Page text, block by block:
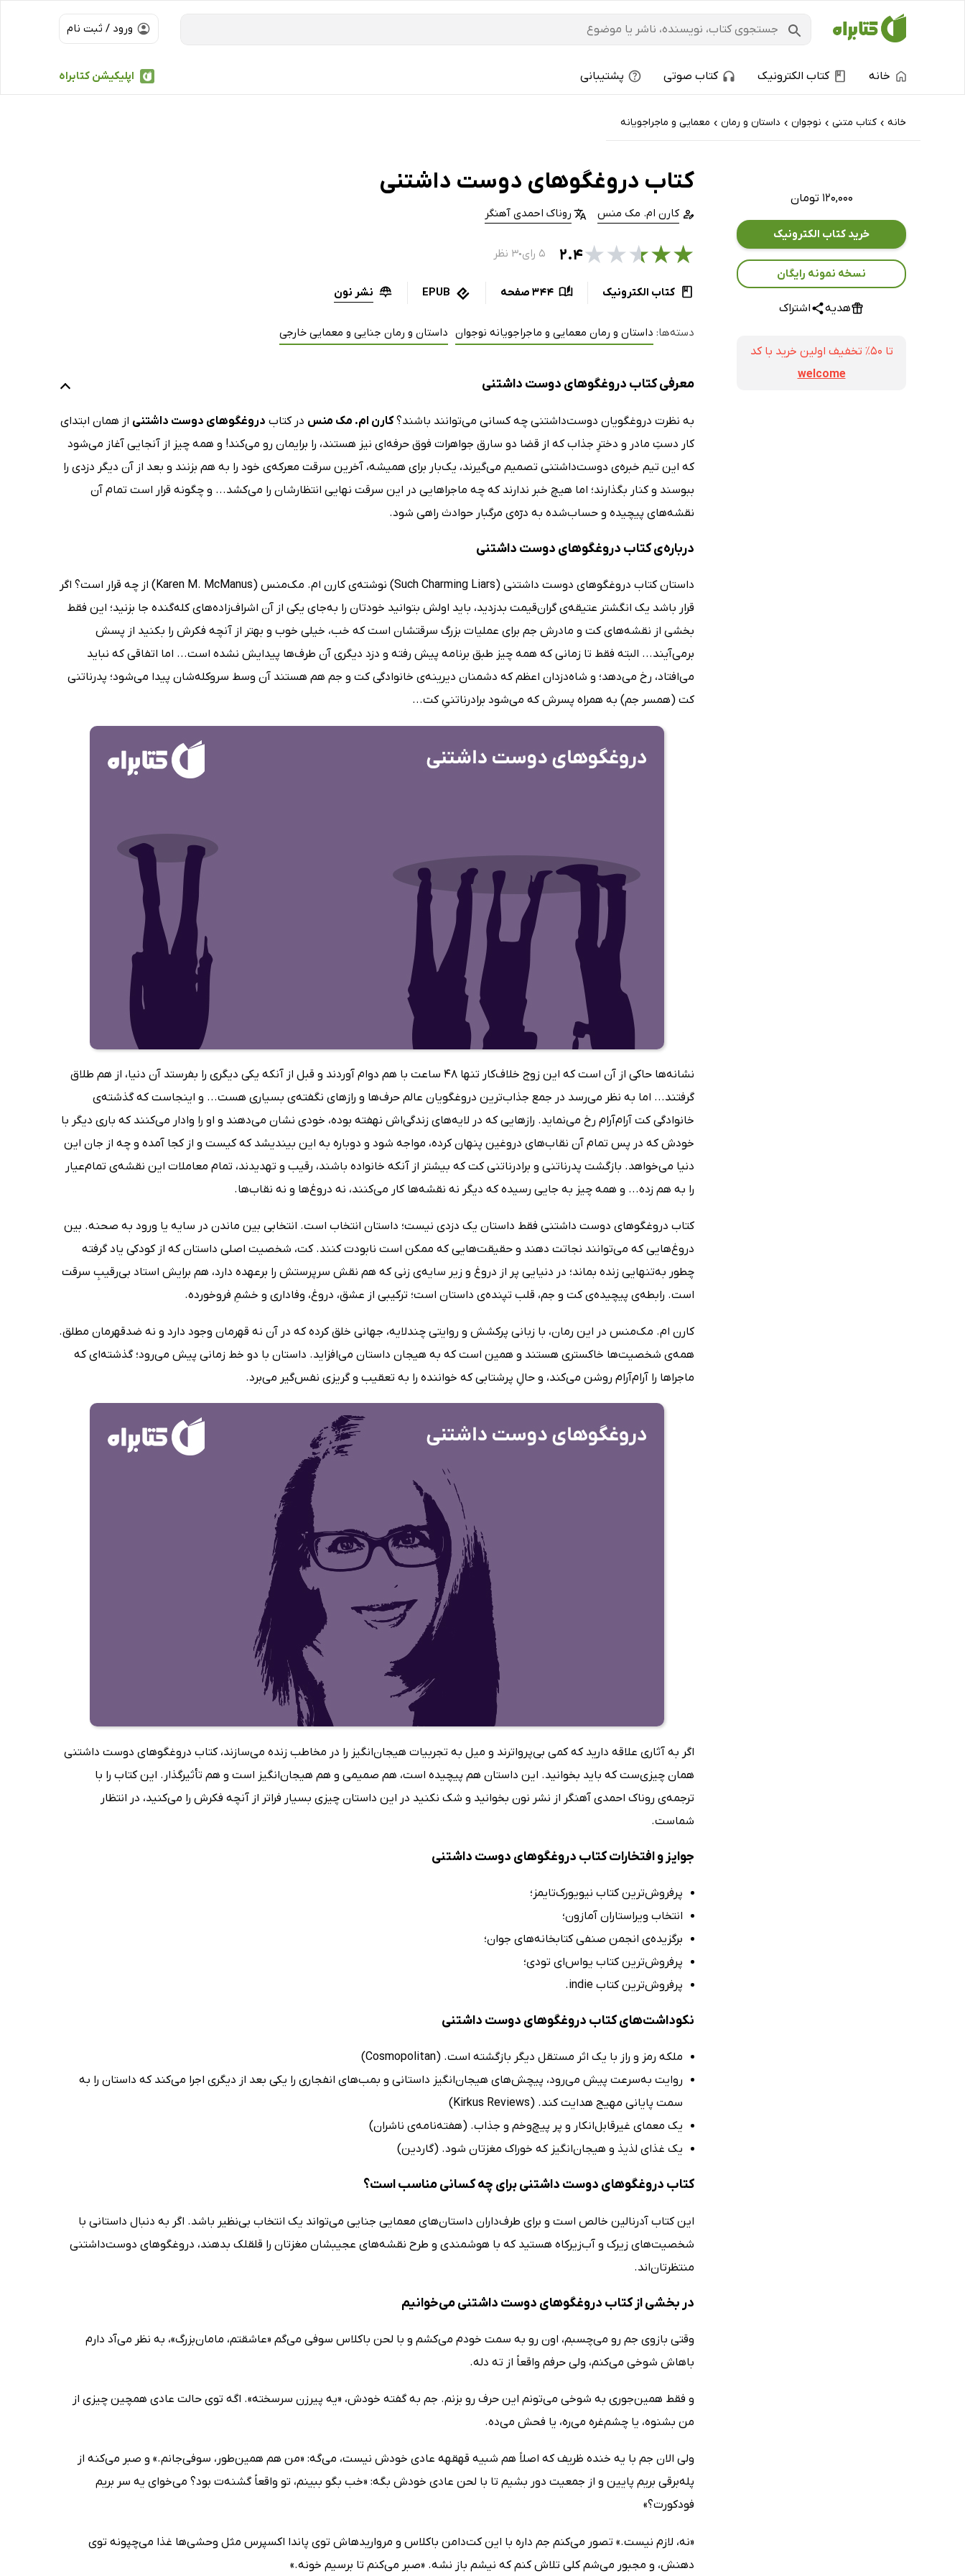
ورود / ثبت نام
اپلیکیشن کتابراه خانه کتاب الکترونیک کتاب صوتی پشتیبانی
خانه › کتاب‌ متنی › نوجوان › داستان و رمان › معمایی و ماجراجویانه
۱۲۰,۰۰۰ تومان
خرید کتاب الکترونیک
نسخه نمونه رایگان
هدیه اشتراک
تا ۵۰٪ تخفیف اولین خرید با کد
welcome
کتاب دروغگوهای دوست داشتنی
کارن ام. مک منس روناک احمدی آهنگر
★
★
★
★
★۲.۴ ۵ رای ●۳ نظر
کتاب الکترونیک 344 صفحه EPUB نشر نون
دسته‌ها: داستان و رمان معمایی و ماجراجویانه نوجوان داستان و رمان جنایی و معمایی خارجی
معرفی کتاب دروغگوهای دوست داشتنی
به نظرت دروغگویان دوست‌داشتنی چه کسانی می‌توانند باشند؟کارن ام. مک منس در کتاب دروغگوهای دوست داشتنی از همان ابتدای
کار دستِ مادر و دخترِ جذاب که از قضا دو سارق جواهرات فوق حرفه‌ای نیز هستند، را برایمان رو می‌کند! و همه چیز از آنجایی آغاز می‌شود
که این تیم خبره‌ی دوست‌داشتنی تصمیم می‌گیرند، یک‌بار برای همیشه، آخرین سرقت معرکه‌ی خود را به هم بزنند و بعد از آن دیگر دزدی را
ببوسند و کنار بگذارند؛ اما هیچ خبر ندارند که چه ماجراهایی در این سرقت نهایی انتظارشان را می‌کشد... و چگونه قرار است تمام آن
نقشه‌های پیچیده و حساب‌شده به درّه‌ی مرگبار حوادث راهی شود.
درباره‌ی کتاب دروغگوهای دوست داشتنی
داستان کتاب دروغگوهای دوست داشتنی (Such Charming Liars) نوشته‌ی کارن ام. مک‌منس (Karen M. McManus) از چه قرار است؟ اگر
قرار باشد یک انگشتر عتیقه‌ی گران‌قیمت بدزدید، باید اولش بتوانید خودتان را به‌جای یکی از آن اشراف‌زاده‌های کله‌گنده جا بزنید؛ این فقط
بخشی از نقشه‌های کت و مادرش جم برای عملیات بزرگ سرقتشان است که خب، خیلی خوب و بهتر از آنچه فکرش را بکنید از پسش
برمی‌آیند... البته فقط تا زمانی که همه چیز طبق برنامه پیش رفته و دزد دیگری آن طرف‌ها پیدایش نشده است... اما اتفاقی که نباید
می‌افتاد، رخ می‌دهد؛ و شاه‌دزدان اعظم که دشمنان دیرینه‌ی خانوادگی کت و جم هم هستند آن وسط سروکله‌شان پیدا می‌شود؛ پدرناتنی
کت (همسر جم) به همراه پسرش که می‌شود برادرناتنیِ کت...
نشانه‌ها حاکی از آن است که این زوج خلاف‌کار تنها 48 ساعت با هم دوام آوردند و قبل از آنکه یکی دیگری را بفرستد آن دنیا، از هم طلاق
گرفتند... اما به نظر می‌رسد در جمع جذاب‌ترین دروغگویان عالم حرف‌ها و رازهای نگفته‌ی بسیاری هست... و اینجاست که گذشته‌ی
خانوادگی کت آرام‌آرام رخ می‌نماید. رازهایی که در لایه‌های زندگی‌اش نهفته بوده، خودی نشان می‌دهند و او را وادار می‌کنند که باری دیگر با
خودش که در پس تمام آن نقاب‌های دروغین پنهان کرده، مواجه شود و دوباره به این بیندیشد که کیست و از کجا آمده و چه از جان این
دنیا می‌خواهد. بازگشت پدرناتنی و برادرناتنی کت که بیشتر از آنکه خانواده باشند، رقیب و تهدیدند، تمام معاملات این نقشه‌ی تمام‌عیار
را به هم زده... و همه چیز به جایی رسیده که دیگر نه نقشه‌ها کار می‌کنند، نه دروغ‌ها و نه نقاب‌ها.
کتاب دروغگوهای دوست داشتنی فقط داستان یک دزدی نیست؛ داستان انتخاب است. انتخابی بین ماندن در سایه یا ورود به صحنه. بین
دروغ‌هایی که می‌توانند نجاتت دهند و حقیقت‌هایی که ممکن است نابودت کنند. کت، شخصیت اصلی داستان که از کودکی یاد گرفته
چطور به‌تنهایی زنده بماند؛ در دنیایی پر از دروغ و زیر سایه‌ی زنی که هم نقش سرپرستش را برعهده دارد، هم برایش استاد بی‌رقیبِ سرقت
است. رابطه‌ی پیچیده‌ی کت و جم، قلب تپنده‌ی داستان است؛ ترکیبی از عشق، دروغ، وفاداری و خشمِ فروخورده.
کارن ام. مک‌منس در این رمان، با زبانی پرکشش و روایتی چندلایه، جهانی خلق کرده که در آن نه قهرمان وجود دارد و نه ضدقهرمان مطلق.
همه‌ی شخصیت‌ها خاکستری هستند و همین است که به هیجان داستان می‌افزاید. داستان با دو خط زمانی پیش می‌رود؛ گذشته‌ای که
ماجراها را آرام‌آرام روشن می‌کند، و حالِ پرشتابی که خواننده را به تعقیب و گریزی نفس‌گیر می‌برد.
اگر به آثاری علاقه دارید که کمی بی‌پرواترند و میل به تجربیات هیجان‌انگیز را در مخاطب زنده می‌سازند، کتاب دروغگوهای دوست داشتنی
همان چیزی‌ست که باید بخوانید. این داستان هم پیچیده است، هم صمیمی و هم هیجان‌انگیز است و هم تأثیرگذار. این کتاب را با
ترجمه‌ی روناک احمدی آهنگر از نشر نون بخوانید و شک نکنید در این داستان چیزی بسیار فراتر از آنچه فکرش را می‌کنید، در انتظار
شماست.
جوایز و افتخارات کتاب دروغگوهای دوست داشتنی
پرفروش‌ترین کتاب نیویورک‌تایمز؛
انتخاب‌ ویراستاران آمازون؛
برگزیده‌ی انجمن صنفی کتابخانه‌های جوان؛
پرفروش‌ترین کتاب یواس‌ای تودی؛
پرفروش‌ترین کتاب indie.
نکوداشت‌های کتاب دروغگوهای دوست داشتنی
ملکه رمز و راز با یک اثر مستقل دیگر بازگشته است. (Cosmopolitan)
روایت به‌سرعت پیش می‌رود، پیچش‌های هیجان‌انگیز داستانی و بمب‌های انفجاری را یکی بعد از دیگری اجرا می‌کند که داستان را به
سمت پایانی مهیج هدایت کند. (Kirkus Reviews)
یک معمای غیرقابل‌انکار و پر پیچ‌وخم و جذاب. (هفته‌نامه‌ی ناشران)
یک غذای لذیذ و هیجان‌انگیز که خوراک مغزتان شود. (گاردین)
کتاب دروغگوهای دوست داشتنی برای چه کسانی مناسب است؟
این کتاب آدرنالین خالص است و برای طرف‌داران داستان‌های معمایی جنایی می‌تواند یک انتخاب بی‌نظیر باشد. اگر به دنبال داستانی با
شخصیت‌های زیرک و آب‌زیرکاه هستید که با هوشمندی و طرح نقشه‌های عجیبشان مغزتان را قلقلک بدهند، دروغگوهای دوست‌داشتنی
منتظرتان‌اند.
در بخشی از کتاب دروغگوهای دوست داشتنی می‌خوانیم
وقتی بازوی جم رو می‌چسبم، اون رو به سمت خودم می‌کشم و با لحن باکلاس سوفی می‌گم «عاشقتم، مامان‌بزرگ»، به نظر می‌آد دارم
باهاش شوخی می‌کنم، ولی حرفم واقعاً از ته دله.
و فقط همین‌جوری به شوخی می‌تونم این حرف رو بزنم. جم به گفته خودش، «یه پیرزن سرسخته». اگه توی حالت عادی همچین چیزی از
من بشنوه، یا چشم‌غره می‌ره، یا فحش می‌ده.
ولی الان جم با یه خنده ظریف که اصلاً هم شبیه قهقهه عادی خودش نیست، می‌گه: «من هم همین‌طور، سوفی‌جانم.» و صبر می‌کنه از
پله‌برقی بریم پایین و از جمعیت دور بشیم تا با لحن عادی خودش بگه: «خب بگو ببینم، تو واقعاً گشنه‌ت بود؟ می‌خوای یه سر بریم
فودکورت؟»
«نه، لازم نیست.» تصور می‌کنم جم داره با این کت‌دامن باکلاس و مرواریدهاش توی پاندا اکسپرس مثل وحشی‌ها غذا می‌چپونه توی
دهنش، و مجبور می‌شم کلی تلاش کنم که نیشم باز نشه. «صبر می‌کنم تا برسیم خونه.»